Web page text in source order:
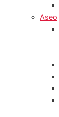
Aseo